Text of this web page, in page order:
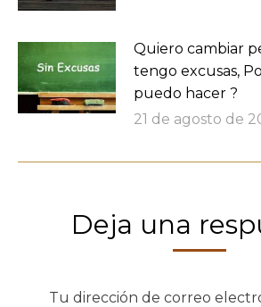
Quiero cambiar
tengo excusas,
puedo hacer ?
21 de agosto de
Deja una
Tu dirección de correo